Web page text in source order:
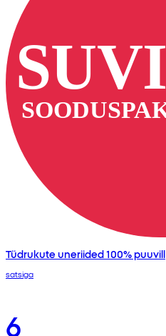
Tüdrukute uneriided 100% puuvill
satsiga
6